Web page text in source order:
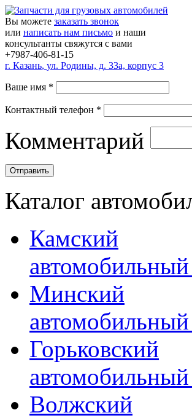
Вы можете заказать звонок
или написать нам письмо и наши
консультанты свяжутся с вами
+7987-406-81-15
г. Казань, ул. Родины, д. 33а, корпус 3
Ваше имя *
Контактный телефон *
Комментарий
Каталог
Камский
автомобильный
Минский
автомобильный
Горьковский
автомобильный
Волжский